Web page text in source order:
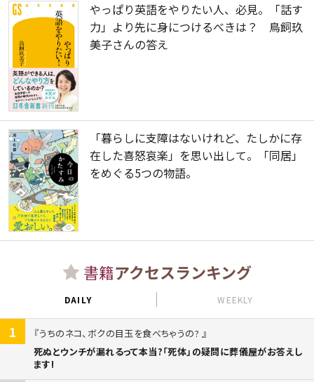
やっぱり英語をやりたい人、必見。「話す
力」より先に身につけるべきは？ 鳥飼玖
美子さんの答え
「暮らしに支障はないけれど、たしかに存
在した喜怒哀楽」を思い出して。「同居」
をめぐる5つの物語。
書籍アクセスランキング
DAILY WEEKLY
1
うちのネコ、ボクの目玉を食べちゃうの?
死ぬとウンチが漏れるって本当?「死体」の疑問に葬儀屋がお答えし
ます!